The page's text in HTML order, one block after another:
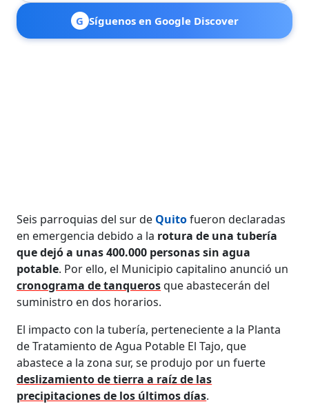
G Síguenos en Google Discover
Seis parroquias del sur de Quitofueron declaradas
en emergencia debido a la rotura de una tubería
que dejó a unas 400.000 personas sin agua
potable. Por ello, el Municipio capitalino anunció un
cronograma de tanquerosque abastecerán del
suministro en dos horarios.
El impacto con la tubería, perteneciente a la Planta
de Tratamiento de Agua Potable El Tajo, que
abastece a la zona sur, se produjo por un fuerte
deslizamiento de tierra a raíz de las
precipitaciones de los últimos días.